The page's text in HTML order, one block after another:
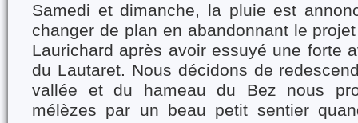
Samedi et dimanche, la pluie est
changer de plan en abandonnant le
Laurichard après avoir essuyé une forte
du Lautaret. Nous décidons de
vallée et du hameau du Bez nous
mélèzes par un beau petit sentier